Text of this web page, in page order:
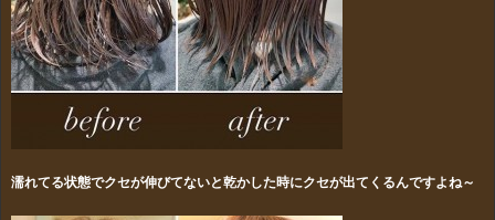
濡れてる状態でクセが伸びてないと乾かした時にクセが出てくるんですよね～